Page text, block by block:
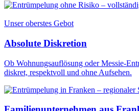
Unser oberstes Gebot
Absolute Diskretion
Ob Wohnungsauflösung oder Messie-
diskret, respektvoll und ohne Aufsehen.